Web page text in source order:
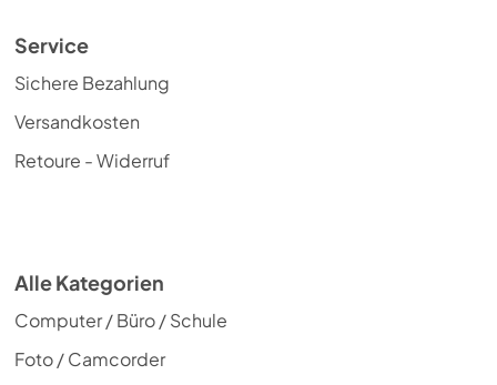
Service
Sichere Bezahlung
Versandkosten
Retoure - Widerruf
Alle Kategorien
Computer / Büro / Schule
Foto / Camcorder